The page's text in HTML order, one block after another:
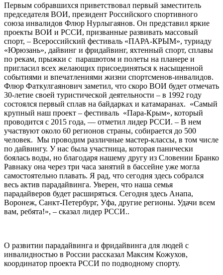
Первым собравшихся приветствовал первый заместитель
председателя ВОИ, президент Российского спортивного
союза инвалидов Флюр Нурлыгаянов. Он представил яркие
проекты ВОИ и РССИ, призванные развивать массовый
спорт, – Всероссийский фестиваль «ПАРА-КРЫМ», туриаду
«Юрюзань», дайвинг и фридайвинг, яхтенный спорт, сплавы
по рекам, прыжки с парашютом и полеты на планере и
пригласил всех желающих присоединяться к насыщенной
событиями и впечатлениями жизни спортсменов-инвалидов.
Флюр Фаткулгаянович заметил, что скоро ВОИ будет отмечать
30-летие своей туристической деятельности – в 1992 году
состоялся первый сплав на байдарках и катамаранах. «Самый
крупный наш проект – фестиваль «Пара-Крым», который
проводится с 2015 года, — отметил лидер РССИ. – В нем
участвуют около 60 регионов страны, собирается до 500
человек. Мы проводим различные мастер-классы, в том числе
по дайвингу. У нас была участница, которая панически
боялась воды, но благодаря нашему другу из Словении Бранко
Равнаку она через три часа занятий в бассейне уже могла
самостоятельно плавать. Я рад, что сегодня здесь собрался
весь актив парадайвинга. Уверен, что наша семья
парадайверов будет расширяться. Сегодня здесь Анапа,
Воронеж, Санкт-Петербург, Уфа, другие регионы. Удачи всем
вам, ребята!», – сказал лидер РССИ..
О развитии парадайвинга и фридайвинга для людей с
инвалидностью в России рассказал Максим Кожухов,
координатор проекта РССИ по подводному спорту.